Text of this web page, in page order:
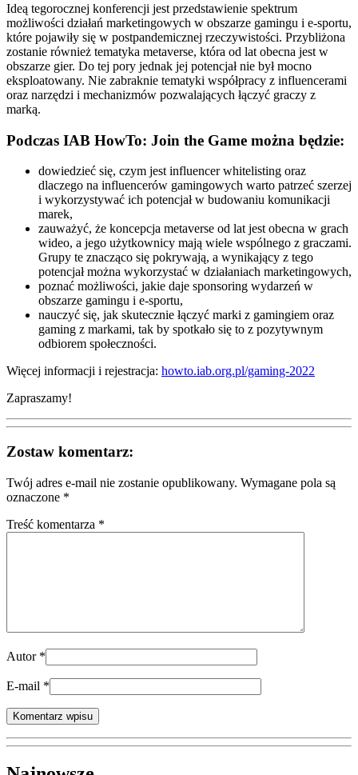
Ideą tegorocznej konferencji jest przedstawienie spektrum
możliwości działań marketingowych w obszarze gamingu i e-sportu,
które pojawiły się w postpandemicznej rzeczywistości. Przybliżona
zostanie również tematyka metaverse, która od lat obecna jest w
obszarze gier. Do tej pory jednak jej potencjał nie był mocno
eksploatowany. Nie zabraknie tematyki współpracy z influencerami
oraz narzędzi i mechanizmów pozwalających łączyć graczy z
marką.
Podczas IAB HowTo: Join the Game można będzie:
dowiedzieć się, czym jest influencer whitelisting oraz
dlaczego na influencerów gamingowych warto patrzeć szerzej
i wykorzystywać ich potencjał w budowaniu komunikacji
marek,
zauważyć, że koncepcja metaverse od lat jest obecna w grach
wideo, a jego użytkownicy mają wiele wspólnego z graczami.
Grupy te znacząco się pokrywają, a wynikający z tego
potencjał można wykorzystać w działaniach marketingowych,
poznać możliwości, jakie daje sponsoring wydarzeń w
obszarze gamingu i e-sportu,
nauczyć się, jak skutecznie łączyć marki z gamingiem oraz
gaming z markami, tak by spotkało się to z pozytywnym
odbiorem społeczności.
Więcej informacji i rejestracja: howto.iab.org.pl/gaming-2022
Zapraszamy!
Zostaw komentarz:
Twój adres e-mail nie zostanie opublikowany. Wymagane pola są
oznaczone *
Treść komentarza *
Autor *
E-mail *